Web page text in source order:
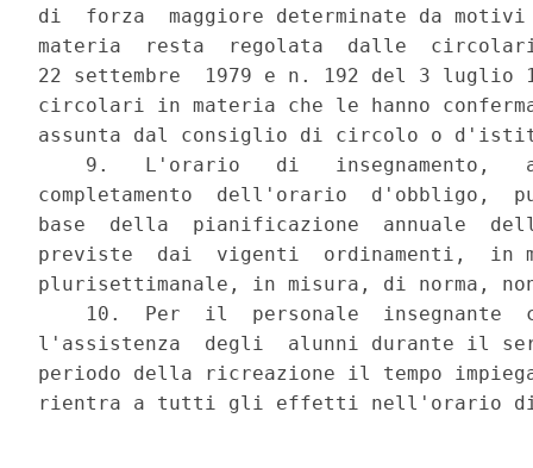
di  forza  maggiore determinate da
materia  resta  regolata  dalle
22 settembre  1979 e n. 192 del 3
circolari in materia che le hanno
assunta dal consiglio di circolo o
9.   L'orario   di   insegnamento,
completamento  dell'orario  d'obbligo,
base  della  pianificazione  annuale
previste  dai  vigenti  ordinamenti,  in
plurisettimanale, in misura, di norma,
10.  Per  il  personale  insegnante
l'assistenza  degli  alunni durante il
periodo della ricreazione il tempo